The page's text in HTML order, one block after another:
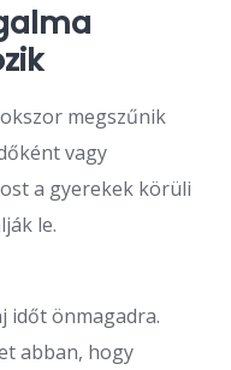
megszűnik
vagy
a gyerekek körüli
le.
időt önmagadra.
abban, hogy